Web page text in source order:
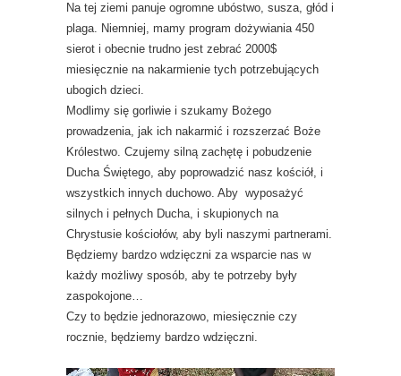
Na tej ziemi panuje ogromne ubóstwo, susza, głód i
plaga. Niemniej, mamy program dożywiania 450
sierot i obecnie trudno jest zebrać 2000$
miesięcznie na nakarmienie tych potrzebujących
ubogich dzieci.
Modlimy się gorliwie i szukamy Bożego
prowadzenia, jak ich nakarmić i rozszerzać Boże
Królestwo. Czujemy silną zachętę i pobudzenie
Ducha Świętego, aby poprowadzić nasz kościół, i
wszystkich innych duchowo. Aby wyposażyć
silnych i pełnych Ducha, i skupionych na
Chrystusie kościołów, aby byli naszymi partnerami.
Będziemy bardzo wdzięczni za wsparcie nas w
każdy możliwy sposób, aby te potrzeby były
zaspokojone…
Czy to będzie jednorazowo, miesięcznie czy
rocznie, będziemy bardzo wdzięczni.